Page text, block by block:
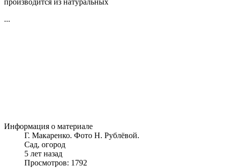
производится из натуральных
...
Информация о материале
Г. Макаренко. Фото Н. Рублёвой.
Сад, огород
5 лет назад
Просмотров: 1792